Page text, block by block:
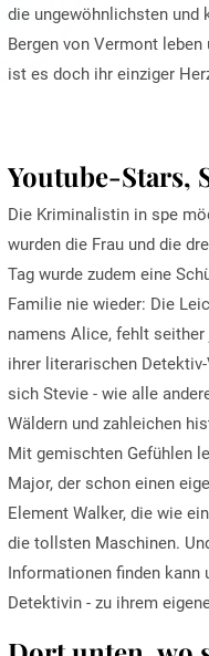
die ungewöhnlichsten und
Bergen von Vermont
ist es doch ihr einziger
Youtube-Stars,
Die Kriminalistin in spe
wurden die Frau und die
Tag wurde zudem eine
Familie nie wieder: Die
namens Alice, fehlt
ihrer literarischen
sich Stevie - wie alle
Wäldern und zahleichen
Mit gemischten Gefühlen
Major, der schon einen
Element Walker, die wie
die tollsten Maschinen.
Informationen finden kann
Detektivin - zu ihrem